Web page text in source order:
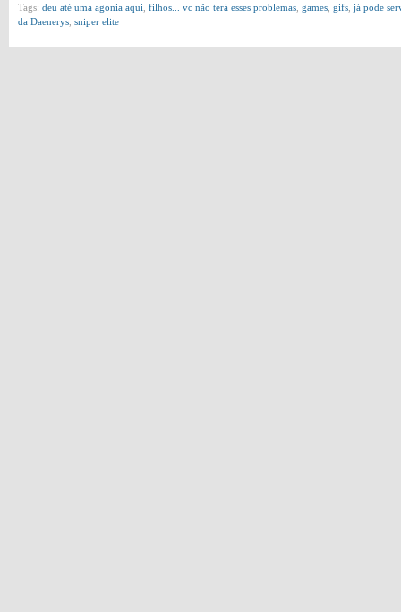
Tags: deu até uma agonia aqui filhos... vc não terá esses problemas games gifs já pode
da Daenerys sniper elite